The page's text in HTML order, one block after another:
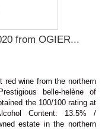
from OGIER...
wine from the northern
belle-helène of
the 100/100 rating at
Content: 13.5% /
estate in the northern